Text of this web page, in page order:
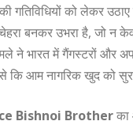
की गतिविधियों को लेकर
बनकर उभरा है, जो न
ने भारत में गैंगस्टरों और
कि आम नागरिक खुद को
Bishnoi Brotherका